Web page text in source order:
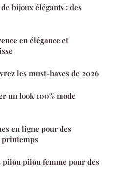
bijoux élégants : des
en élégance et
les must-haves de 2026
un look 100% mode
en ligne pour des
printemps
pilou pilou femme pour des